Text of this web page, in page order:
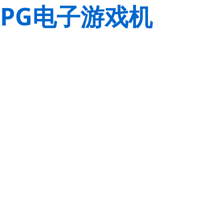
PG电子游戏机